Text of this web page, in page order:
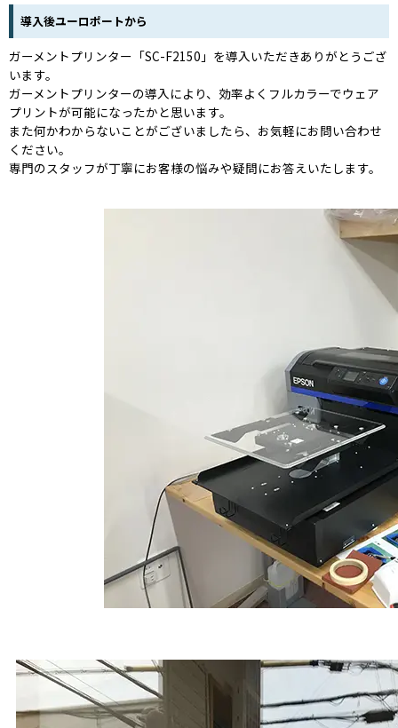
導入後ユーロポートから
ガーメントプリンター「SC-F2150」を導入いただきありがとうござ
います。
ガーメントプリンターの導入により、効率よくフルカラーでウェア
プリントが可能になったかと思います。
また何かわからないことがございましたら、お気軽にお問い合わせ
ください。
専門のスタッフが丁寧にお客様の悩みや疑問にお答えいたします。